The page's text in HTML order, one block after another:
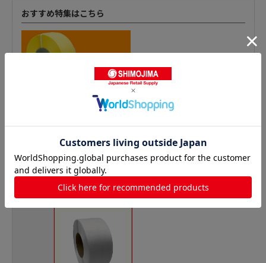
おすすめ特集はこちら
PPバンドの人気商品との比較